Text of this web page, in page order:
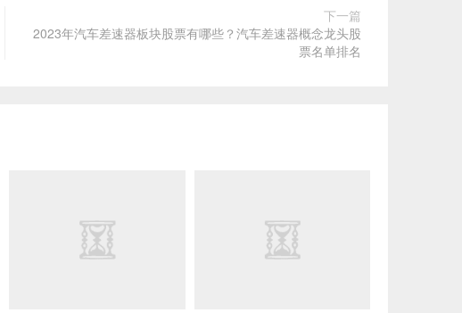
下一篇
2023年汽车差速器板块股票有哪些？汽车差速器概念龙头股
票名单排名